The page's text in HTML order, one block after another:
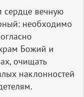
сердце вечную
необходимо
Божий и
очищать
наклонностей